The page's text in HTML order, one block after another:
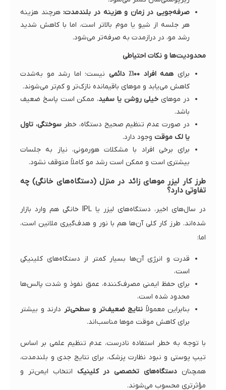
صرفه‌جویی در زمان و هزینه در بلندمدت:هرچند هزینه
هر جلسه از شیو یا موم بالاتر است، اما با کاهش شدید
رشد مو، در درازمدت به صرفه‌تر می‌شود.
محدودیت‌ها و نکات احتیاطی
برای همه افراد ۱۰۰٪ دائمی
نیست؛ اما رشد مو به‌شدت
کاهش می‌یابد و موهای باقیمانده نازک‌تر و کم‌تر می‌شوند.
در موهای خیلی روشن یا سفید، ممکن است پاسخ ضعیف
باشد.
در صورت عدم تنظیم صحیح دستگاه، خطرسوختگی، تاول
یا لک موقت وجود دارد.
برای برخی افراد با مشکلات هورمونی، نیاز به جلسات
بیشتری است و ممکن است رشد مو کاملاً متوقف نشود.
طرز کار لیزر موهای زائد در منزل (دستگاه‌های خانگی) چه
تفاوتی دارد؟
در سال‌های اخیر، دستگاه‌های لیزر یا IPL خانگی هم وارد بازار
شده‌اند. طرز کار کلی آن‌ها هم با نور و هدف‌گیری ملانین است،
اما:
قدرت و انرژی آن‌ها بسیار کمتر از دستگاه‌های کلینیکی
است،
برای حفظ ایمنی مصرف‌کننده، عمق نفوذ و شدت پالس‌ها
محدود شده است،
بنابراین معمولاً نتایج ضعیف‌تر و سطحی‌تر دارند و بیشتر
برای کاهش موقت موها مناسب‌اند.
با توجه به خطر استفاده نادرست، عدم تنظیم علمی بر اساس
تیپ پوستی و نبود نظارت پزشک، برای نتایج جدی و بلندمدت،
همچنان دستگاه‌های تخصصی در کلینیک انتخاب ایمن‌تر و
مؤثرتری محسوب می‌شوند.